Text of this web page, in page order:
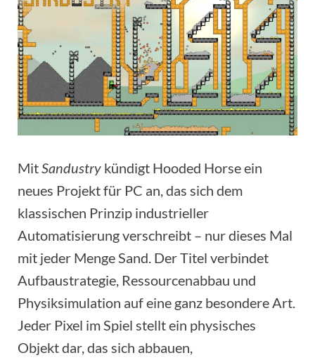
MitSandustry kündigt Hooded Horse ein
neues Projekt für PC an, das sich dem
klassischen Prinzip industrieller
Automatisierung verschreibt – nur dieses Mal
mit jeder Menge Sand. Der Titel verbindet
Aufbaustrategie, Ressourcenabbau und
Physiksimulation auf eine ganz besondere Art.
Jeder Pixel im Spiel stellt ein physisches
Objekt dar, das sich abbauen,